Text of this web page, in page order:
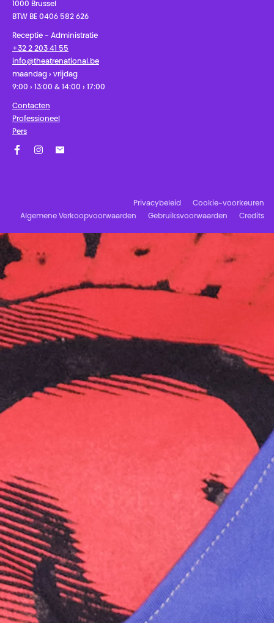
1000 Brussel
BTW BE 0406 582 626
Receptie - Administratie
+32 2 203 41 55
info@theatrenational.be
maandag › vrijdag
9:00 › 13:00 & 14:00 › 17:00
Contacten
Professioneel
Pers
Privacybeleid
Cookie-voorkeuren
Algemene Verkoopvoorwaarden
Gebruiksvoorwaarden Credits